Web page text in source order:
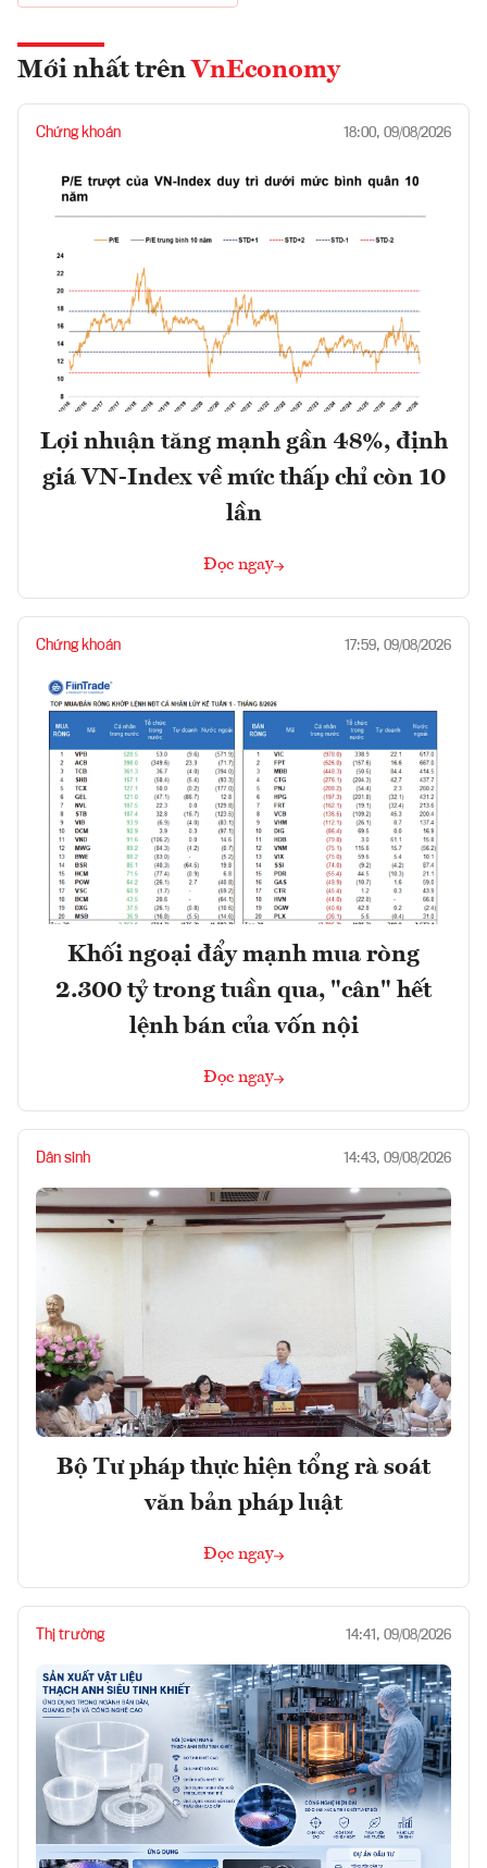
Mới nhất trên VnEconomy
Chứng khoán 18:00, 09/08/2026
Lợi nhuận tăng mạnh gần 48%, định
giá VN-Index về mức thấp chỉ còn 10
lần
Đọc ngay
Chứng khoán 17:59, 09/08/2026
Khối ngoại đẩy mạnh mua ròng
2.300 tỷ trong tuần qua, "cân" hết
lệnh bán của vốn nội
Đọc ngay
Dân sinh 14:43, 09/08/2026
Bộ Tư pháp thực hiện tổng rà soát
văn bản pháp luật
Đọc ngay
Thị trường 14:41, 09/08/2026